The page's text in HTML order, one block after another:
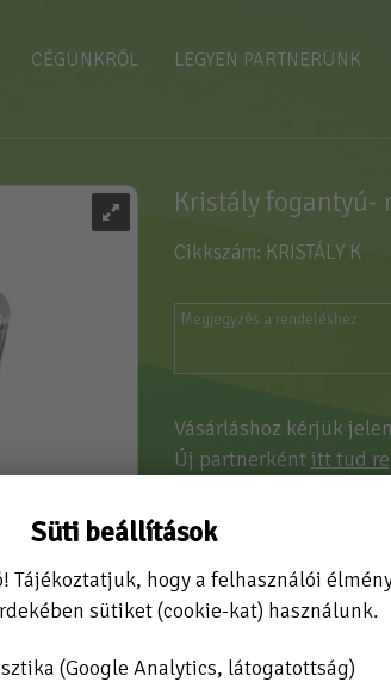
CÉGÜNKRŐL LEGYEN PARTNERÜNK
Kristály fogantyú-
Cikkszám: KRISTÁLY K
Vásárláshoz kérjük
Új partnerként itt tud
Süti beállítások
Tájékoztatjuk, hogy a felhasználói
sütiket (cookie-kat) használunk.
(Google Analytics, látogatottság)